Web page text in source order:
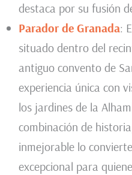
destaca por su fusión
Parador de Granada:
situado dentro del
antiguo convento de
experiencia única con
los jardines de la
combinación de
inmejorable lo
excepcional para